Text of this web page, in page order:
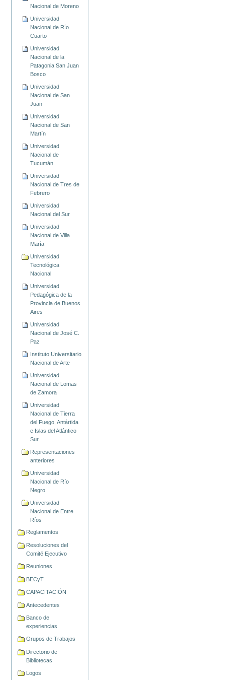
Nacional de Moreno
Universidad
Nacional de Río
Cuarto
Universidad
Nacional de la
Patagonia San Juan
Bosco
Universidad
Nacional de San
Juan
Universidad
Nacional de San
Martín
Universidad
Nacional de
Tucumán
Universidad
Nacional de Tres de
Febrero
Universidad
Nacional del Sur
Universidad
Nacional de Villa
María
Universidad
Tecnológica
Nacional
Universidad
Pedagógica de la
Provincia de Buenos
Aires
Universidad
Nacional de José C.
Paz
Instituto Universitario
Nacional de Arte
Universidad
Nacional de Lomas
de Zamora
Universidad
Nacional de Tierra
del Fuego, Antártida
e Islas del Atlántico
Sur
Representaciones
anteriores
Universidad
Nacional de Río
Negro
Universidad
Nacional de Entre
Ríos
Reglamentos
Resoluciones del
Comité Ejecutivo
Reuniones
BECyT
CAPACITACIÓN
Antecedentes
Banco de
experiencias
Grupos de Trabajos
Directorio de
Bibliotecas
Logos